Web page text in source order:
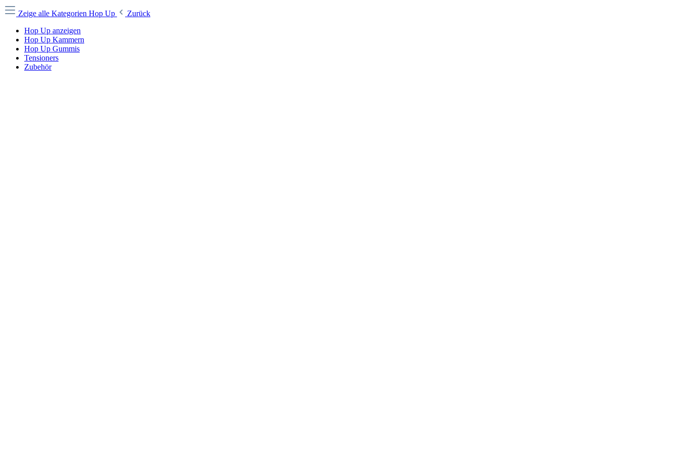
Zeige alle Kategorien Hop Up
Zurück
Hop Up anzeigen
Hop Up Kammern
Hop Up Gummis
Tensioners
Zubehör